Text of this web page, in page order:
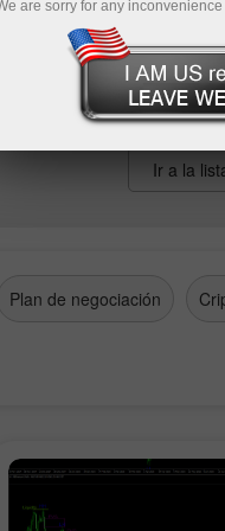
Ir a la
Plan de negociación
are sorry for any